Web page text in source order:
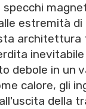
estremità
debole in un
calore, gli
della